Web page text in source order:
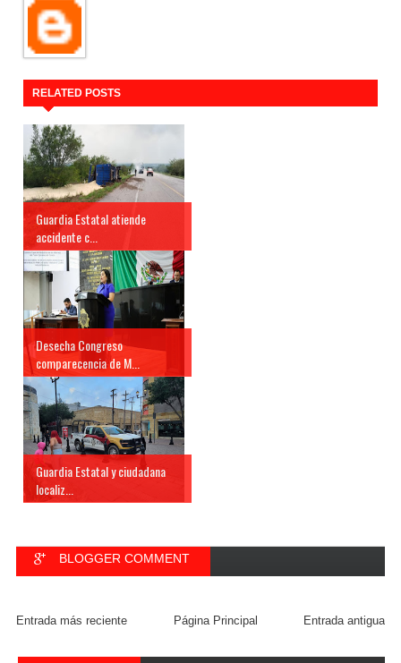
RELATED POSTS
Guardia Estatal atiende
accidente c...
Desecha Congreso
comparecencia de M...
Guardia Estatal y ciudadana
localiz...
BLOGGER COMMENT
Entrada más reciente Entrada antigua
Página Principal